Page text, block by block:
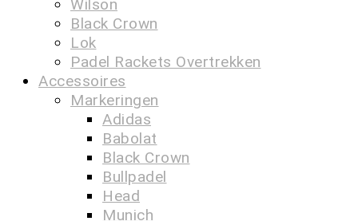
Wilson
Black Crown
Lok
Padel Rackets Overtrekken
Accessoires
Markeringen
Adidas
Babolat
Black Crown
Bullpadel
Head
Munich